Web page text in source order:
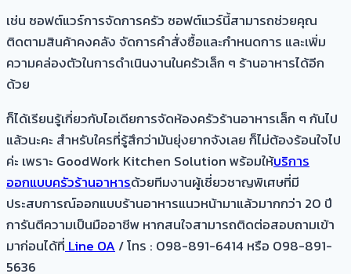
เช่น ซอฟต์แวร์การจัดการครัว ซอฟต์แวร์นี้สามารถช่วยคุณ
ติดตามสินค้าคงคลัง จัดการคำสั่งซื้อและกำหนดการ และเพิ่ม
ความคล่องตัวในการดำเนินงานในครัวเล็ก ๆ ร้านอาหารได้อีก
ด้วย
ก็ได้เรียนรู้เกี่ยวกับไอเดียการจัดห้องครัวร้านอาหารเล็ก ๆ กันไป
แล้วนะคะ สำหรับใครที่รู้สึกว่ามันยุ่งยากจังเลย ก็ไม่ต้องร้อนใจไป
ค่ะ เพราะ GoodWork Kitchen Solution พร้อมให้บริการ
ออกแบบครัวร้านอาหารด้วยทีมงานผู้เชี่ยวชาญพิเศษที่มี
ประสบการณ์ออกแบบร้านอาหารแนวหน้ามาแล้วมากกว่า 20 ปี
การันตีความเป็นมืออาชีพ หากสนใจสามารถติดต่อสอบถามเข้า
มาก่อนได้ที่Line OA/ โทร : 098-891-6414 หรือ 098-891-
5636